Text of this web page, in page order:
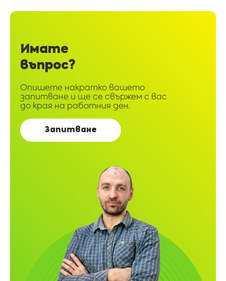
Имате
въпрос?
Опишете накратко вашето
запитване и ще се свържем с вас
до края на работния ден.
Запитване